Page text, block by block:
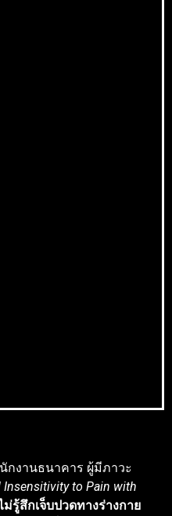
กงานธนาคาร ผู้มีภาวะ
Insensitivity to Pain with
ม่รู้สึกเจ็บปวดทางร่างกาย